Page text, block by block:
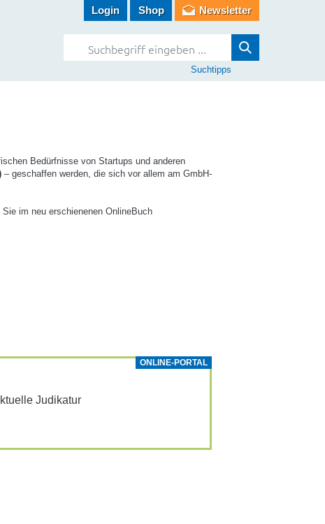
Login Shop Newsletter
Suchtipps
Bedürfnisse von Startups und anderen
– geschaffen werden, die sich vor allem am GmbH-
im neu erschienenen OnlineBuch
ONLINE-PORTAL
Judi­katur